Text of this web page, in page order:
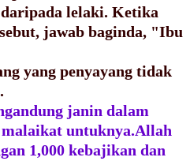
lelaki. Ketika
jawab baginda, "Ibu
yang penyayang tidak
janin dalam
untuknya.Allah
1,000 kebajikan dan